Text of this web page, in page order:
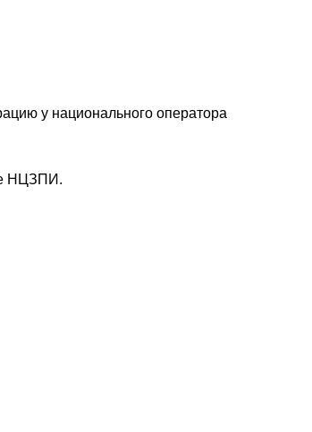
у национального оператора
НЦЗПИ.